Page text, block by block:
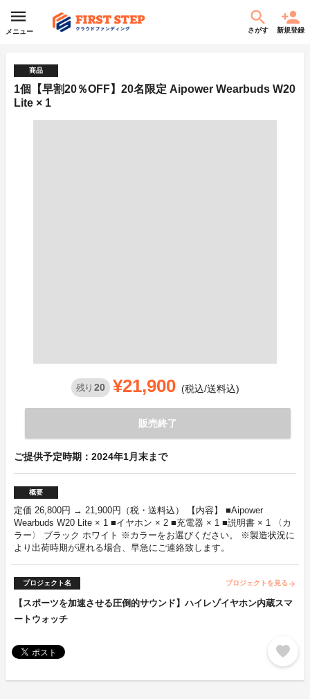
メニュー さがす 新規登録
商品
1個【早割20％OFF】20名限定 Aipower Wearbuds W20
Lite × 1
残り 20 ¥21,900 (税込/送料込)
販売終了
ご提供予定時期：2024年1月末まで
概要
定価 26,800円 → 21,900円（税・送料込） 【内容】 ■Aipower
Wearbuds W20 Lite × 1 ■イヤホン × 2 ■充電器 × 1 ■説明書 × 1 〈カ
ラー〉 ブラック ホワイト ※カラーをお選びください。 ※製造状況に
より出荷時期が遅れる場合、早急にご連絡致します。
プロジェクト名 プロジェクトを見る arrow_forward
【スポーツを加速させる圧倒的サウンド】ハイレゾイヤホン内蔵スマ
ートウォッチ
favorite